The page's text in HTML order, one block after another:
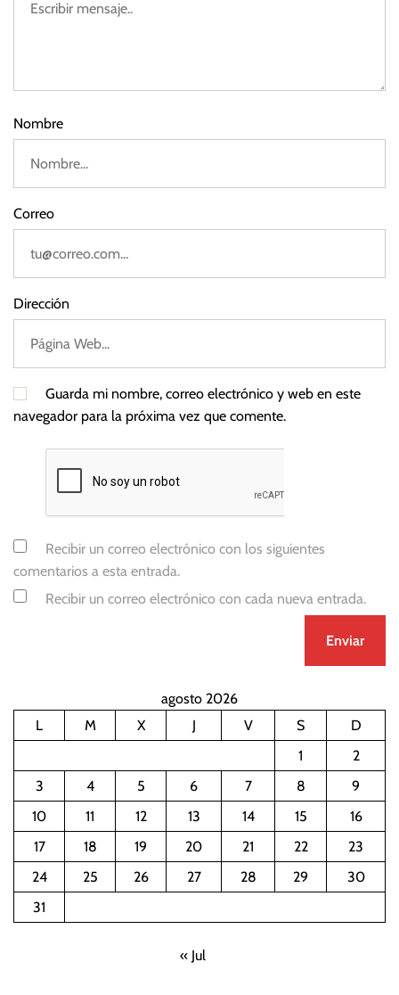
0
3
Nombre
Correo
Dirección
Guarda mi nombre, correo electrónico y web en este
navegador para la próxima vez que comente.
Recibir un correo electrónico con los siguientes
comentarios a esta entrada.
Recibir un correo electrónico con cada nueva entrada.
agosto 2026
L
M X J V S
D
1
2
3
4 5 6 7 8
9
10
11 12 13 14 15
16
17
18 19 20 21 22
23
24
25 26 27 28 29
30
31
« Jul